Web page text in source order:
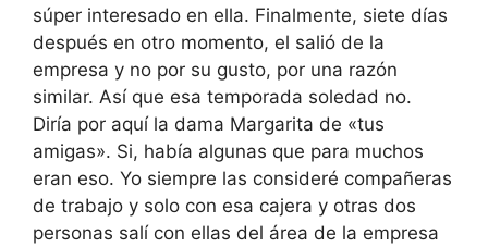
súper interesado en ella. Finalmente, siete días
después en otro momento, el salió de la
empresa y no por su gusto, por una razón
similar. Así que esa temporada soledad no.
Diría por aquí la dama Margarita de «tus
amigas». Si, había algunas que para muchos
eran eso. Yo siempre las consideré compañeras
de trabajo y solo con esa cajera y otras dos
personas salí con ellas del área de la empresa